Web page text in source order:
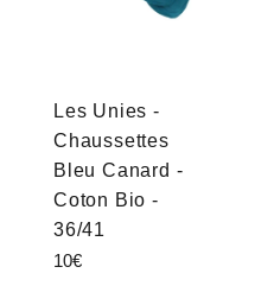
Les Unies -
Chaussettes
Bleu Canard -
Coton Bio -
36/41
Prix
10€